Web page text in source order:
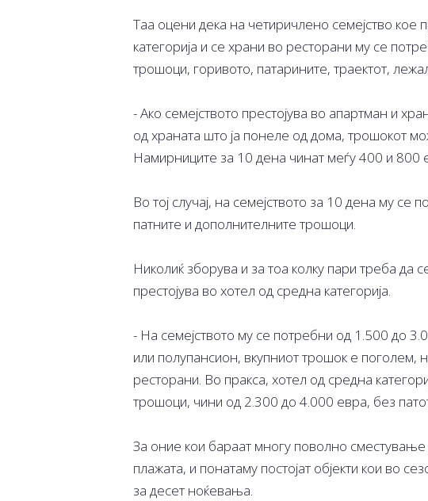
Таа оцени дека на четиричлено семејство кое
категорија и се храни во ресторани му се
трошоци, горивото, патарините, траектот,
- Ако семејството престојува во апартман и
од храната што ја понеле од дома, трошокот
Намирниците за 10 дена чинат меѓу 400 и 800
Во тој случај, на семејството за 10 дена му
патните и дополнителните трошоци.
Николиќ зборува и за тоа колку пари треба да
престојува во хотел од средна категорија.
- На семејството му се потребни од 1.500 до
или полупансион, вкупниот трошок е поголем,
ресторани. Во пракса, хотел од средна
трошоци, чини од 2.300 до 4.000 евра, без
За оние кои бараат многу поволно
плажата, и понатаму постојат објекти кои во
за десет ноќевања.